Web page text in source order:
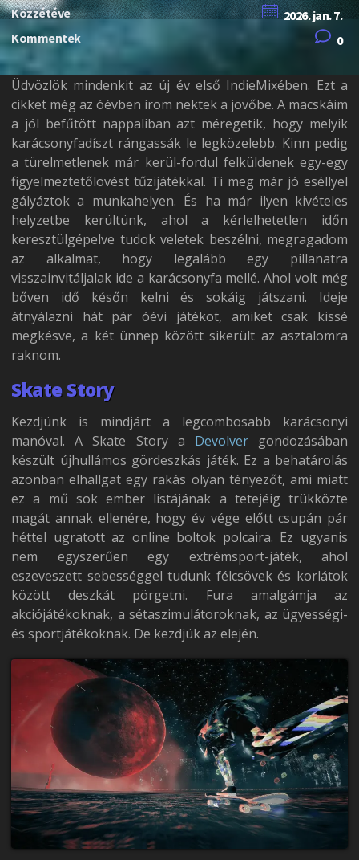
Közzétéve
2026. jan. 7.
Kommentek
0
Üdvözlök mindenkit az új év első IndieMixében. Ezt a
cikket még az óévben írom nektek a jövőbe. A macskáim
a jól befűtött nappaliban azt méregetik, hogy melyik
karácsonyfadíszt rángassák le legközelebb. Kinn pedig
a türelmetlenek már kerül-fordul felküldenek egy-egy
figyelmeztetőlövést tűzijátékkal. Ti meg már jó eséllyel
gályáztok a munkahelyen. És ha már ilyen kivételes
helyzetbe kerültünk, ahol a kérlelhetetlen időn
keresztülgépelve tudok veletek beszélni, megragadom
az alkalmat, hogy legalább egy pillanatra
visszainvitáljalak ide a karácsonyfa mellé. Ahol volt még
bőven idő későn kelni és sokáig játszani. Ideje
átnyálazni hát pár óévi játékot, amiket csak kissé
megkésve, a két ünnep között sikerült az asztalomra
raknom.
Skate Story
Kezdjünk is mindjárt a legcombosabb karácsonyi
manóval. A Skate Story a Devolvergondozásában
készült újhullámos gördeszkás játék. Ez a behatárolás
azonban elhallgat egy rakás olyan tényezőt, ami miatt
ez a mű sok ember listájának a tetejéig trükközte
magát annak ellenére, hogy év vége előtt csupán pár
héttel ugratott az online boltok polcaira. Ez ugyanis
nem egyszerűen egy extrémsport-játék, ahol
eszeveszett sebességgel tudunk félcsövek és korlátok
között deszkát pörgetni. Fura amalgámja az
akciójátékoknak, a sétaszimulátoroknak, az ügyességi-
és sportjátékoknak. De kezdjük az elején.